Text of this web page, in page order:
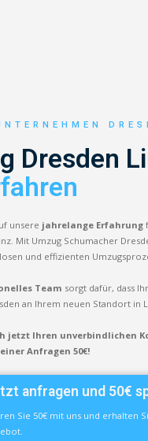
Dresden
unsere jahrelange Erfahrung
Mit Umzug Schumacher
und effizienten
Team sorgt dafür, dass
an Ihrem neuen Standort in
jetzt Ihren unverbindlichen
Anfragen 50€!
anfragen und 50€
Sie 50€ mit uns und erhalten